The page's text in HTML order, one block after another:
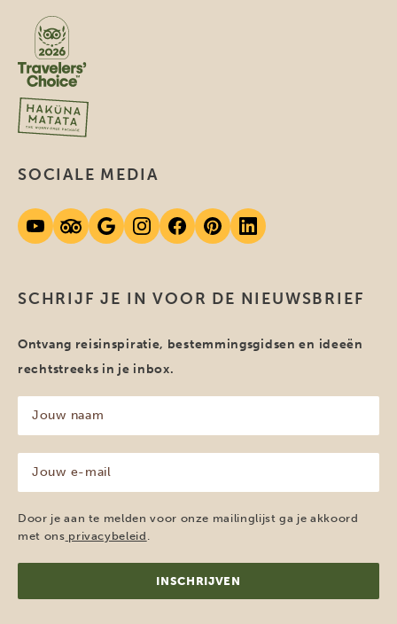
SCHRIJF JE IN VOOR DE NIEUWSBRIEF
Ontvang reisinspiratie, bestemmingsgidsen en ideeën
rechtstreeks in je inbox.
naam
(Vereist)
mailadres
(Vereist)
Door je aan te melden voor onze mailinglijst ga je akkoord
met ons privacybeleid .
SOCIALE MEDIA